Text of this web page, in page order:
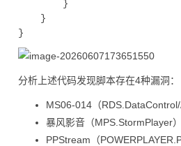
        }
    }
分析上述代码发现脚本存在4种漏洞：
MS06-014（RDS.DataControl/
暴风影音（MPS.StormPlayer）
PPStream（